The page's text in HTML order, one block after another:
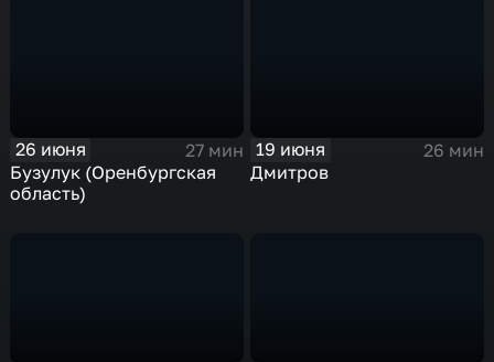
26 июня
27 мин
Бузулук (Оренбургская
область)
19 июня
26 мин
Дмитров